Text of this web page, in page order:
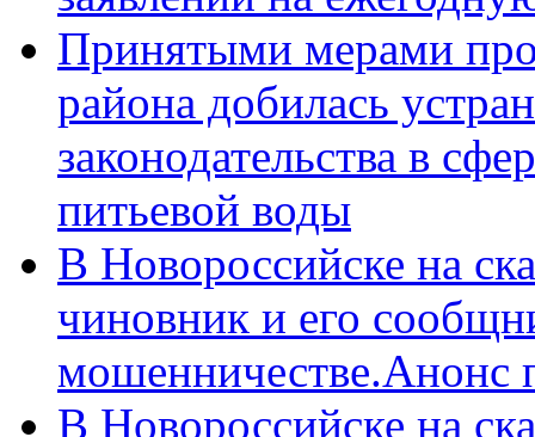
Принятыми мерами
района добилась
законодательства в
питьевой воды
В Новороссийске на
чиновник и его
мошенничестве.Анонс
В Новороссийске на